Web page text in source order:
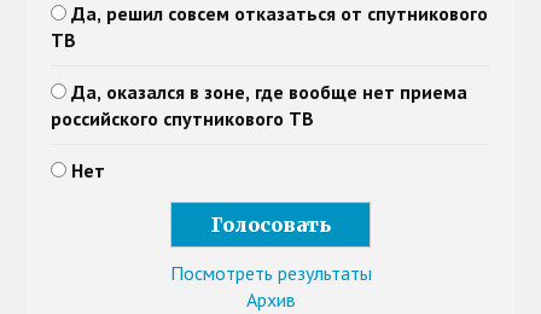
Да, решил совсем отказаться от спутникового
ТВ
Да, оказался в зоне, где вообще нет приема
российского спутникового ТВ
Нет
Посмотреть результаты
Архив